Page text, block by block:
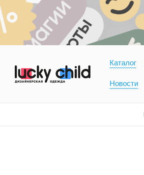
Каталог
Новости